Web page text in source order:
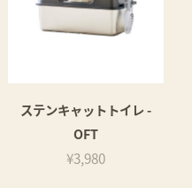
ステンキャットトイレ -
OFT
¥3,980